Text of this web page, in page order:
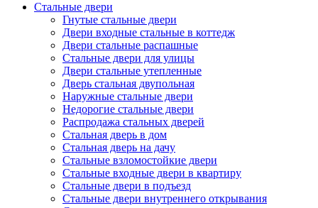
Стальные двери
Гнутые стальные двери
Двери входные стальные в коттедж
Двери стальные распашные
Стальные двери для улицы
Двери стальные утепленные
Дверь стальная двупольная
Наружные стальные двери
Недорогие стальные двери
Распродажа стальных дверей
Стальная дверь в дом
Стальная дверь на дачу
Стальные взломостойкие двери
Стальные входные двери в квартиру
Стальные двери в подъезд
Стальные двери внутреннего открывания